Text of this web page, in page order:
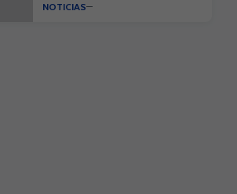
Edición del Campus Suma y
NOTICIAS